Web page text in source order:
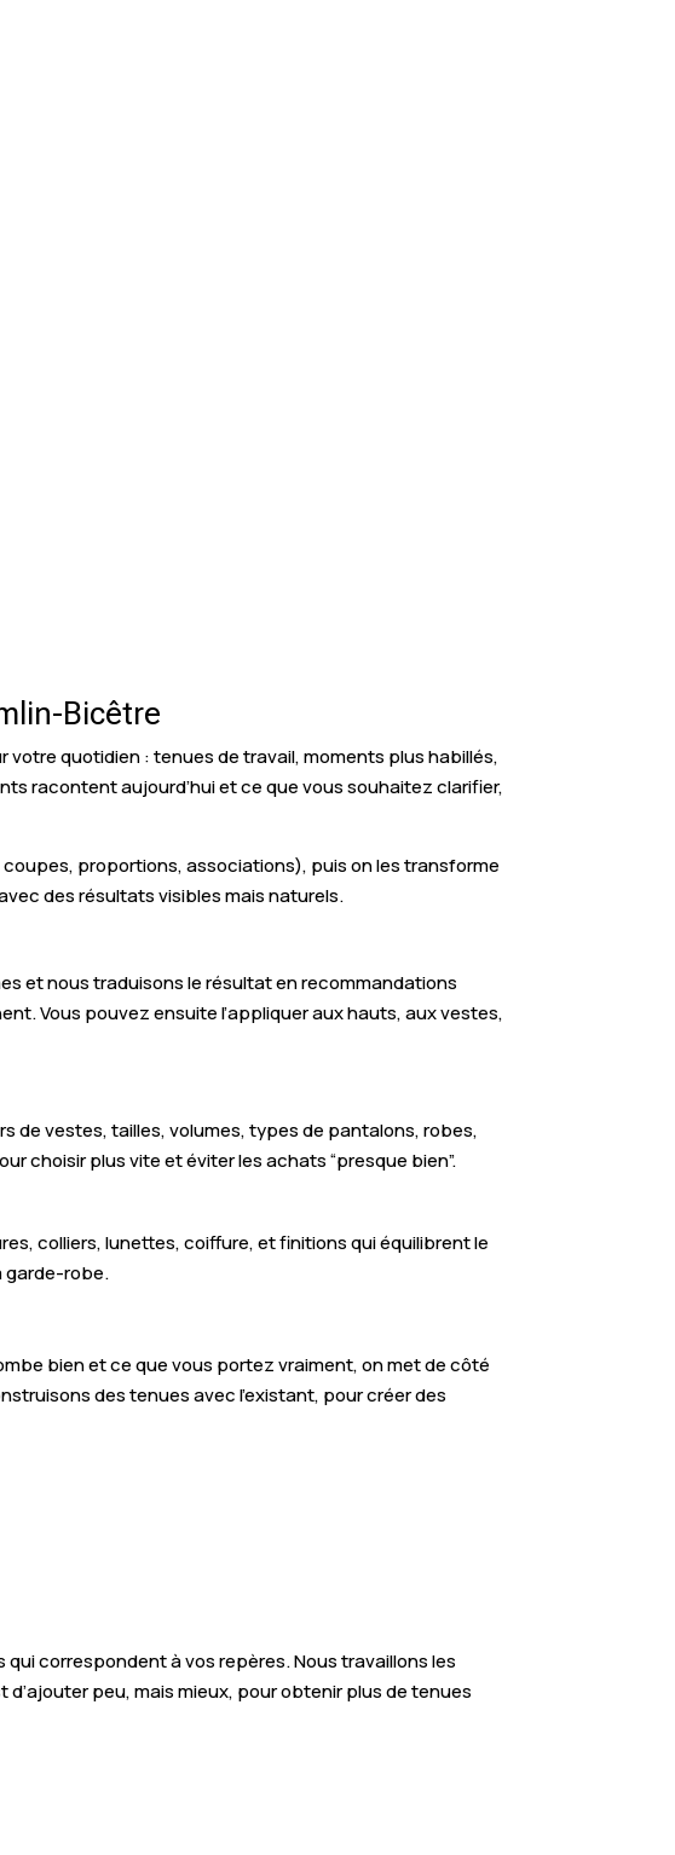
Bicêtre
votre quotidien : tenues de travail, moments plus habillés,
racontent aujourd’hui et ce que vous souhaitez clarifier,
proportions, associations), puis on les transforme
des résultats visibles mais naturels.
et nous traduisons le résultat en recommandations
Vous pouvez ensuite l’appliquer aux hauts, aux vestes,
de vestes, tailles, volumes, types de pantalons, robes,
choisir plus vite et éviter les achats “presque bien”.
colliers, lunettes, coiffure, et finitions qui équilibrent le
garde-robe.
bien et ce que vous portez vraiment, on met de côté
des tenues avec l’existant, pour créer des
correspondent à vos repères. Nous travaillons les
peu, mais mieux, pour obtenir plus de tenues